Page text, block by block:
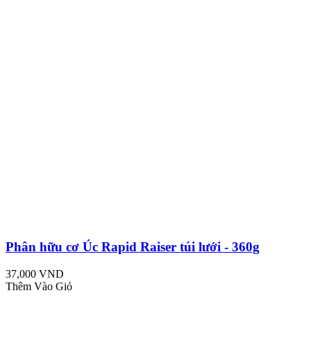
Phân hữu cơ Úc Rapid Raiser túi lưới - 360g
37,000 VND
Thêm Vào Giỏ